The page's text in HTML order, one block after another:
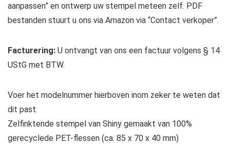
aanpassen” en ontwerp uw stempel meteen zelf. PDF
bestanden stuurt u ons via Amazon via “Contact verkoper”.
Facturering: U ontvangt van ons een factuur volgens § 14
UStG met BTW.
Voer het modelnummer hierboven inom zeker te weten dat
dit past.
Zelfinktende stempel van Shiny gemaakt van 100%
gerecyclede PET-flessen (ca. 85 x 70 x 40 mm)